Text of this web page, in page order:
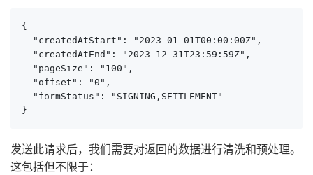
{
  "createdAtStart": "2023-01-01T00:00:00Z",
  "createdAtEnd": "2023-12-31T23:59:59Z",
  "pageSize": "100",
  "offset": "0",
  "formStatus": "SIGNING,SETTLEMENT"
}
发送此请求后，我们需要对返回的数据进行清洗和预处理。
这包括但不限于：